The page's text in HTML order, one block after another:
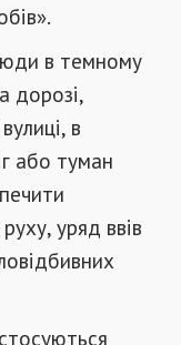
в темному
дорозі,
в
або туман
уряд ввів